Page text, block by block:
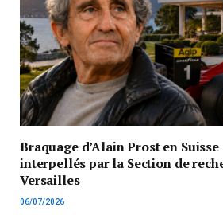
Braquage d’Alain Prost en
interpellés par la Section de
Versailles
06/07/2026